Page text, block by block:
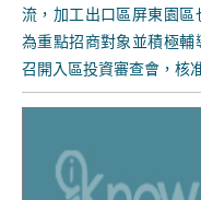
流，加工出口區屏東園區
為重點招商對象並積極
召開入區投資審查會，核